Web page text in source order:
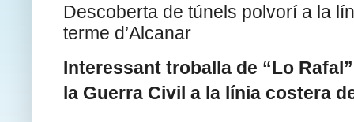
Descoberta de túnels polvorí a la
terme d’Alcanar
Interessant troballa de “Lo
la Guerra Civil a la línia costera